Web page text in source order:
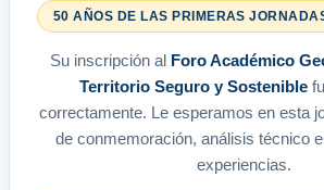
50 AÑOS DE LAS PRIMERAS
Su inscripción al Foro Académico
Territorio Seguro y Sostenible
correctamente. Le esperamos en esta
de conmemoración, análisis técnico
experiencias.